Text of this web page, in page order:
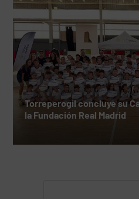
Torreperogil concluye su
la Fundación Real Madrid